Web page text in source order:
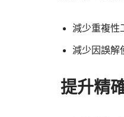
減少重複性
減少因誤解
提升精